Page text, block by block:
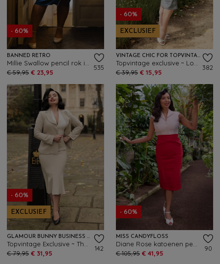
- 60%
BANNED RETRO
€ 59,95 € 23,95
535
- 60%
EXCLUSIEF
VINTAGE CHIC FOR TOPVINTAGE
€ 39,95 € 15,95
382
- 60%
EXCLUSIEF
GLAMOUR BUNNY BUSINESS BABE
€ 79,95 € 31,95
142
- 60%
MISS CANDYFLOSS
€ 105,95 € 41,95
90